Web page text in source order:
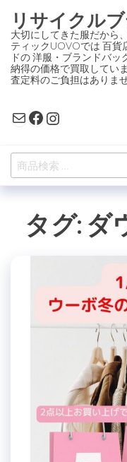
ン
テ
ン
ツ
プ
リサイクル
大切にしてきた服だから
ティックUOVOでは 百貨
ドの 洋服・ブランドバッ
納得の価格で買取してい
査定料のご負担はありま
MailFacebook
Instagram
検
索
タグ: ダ